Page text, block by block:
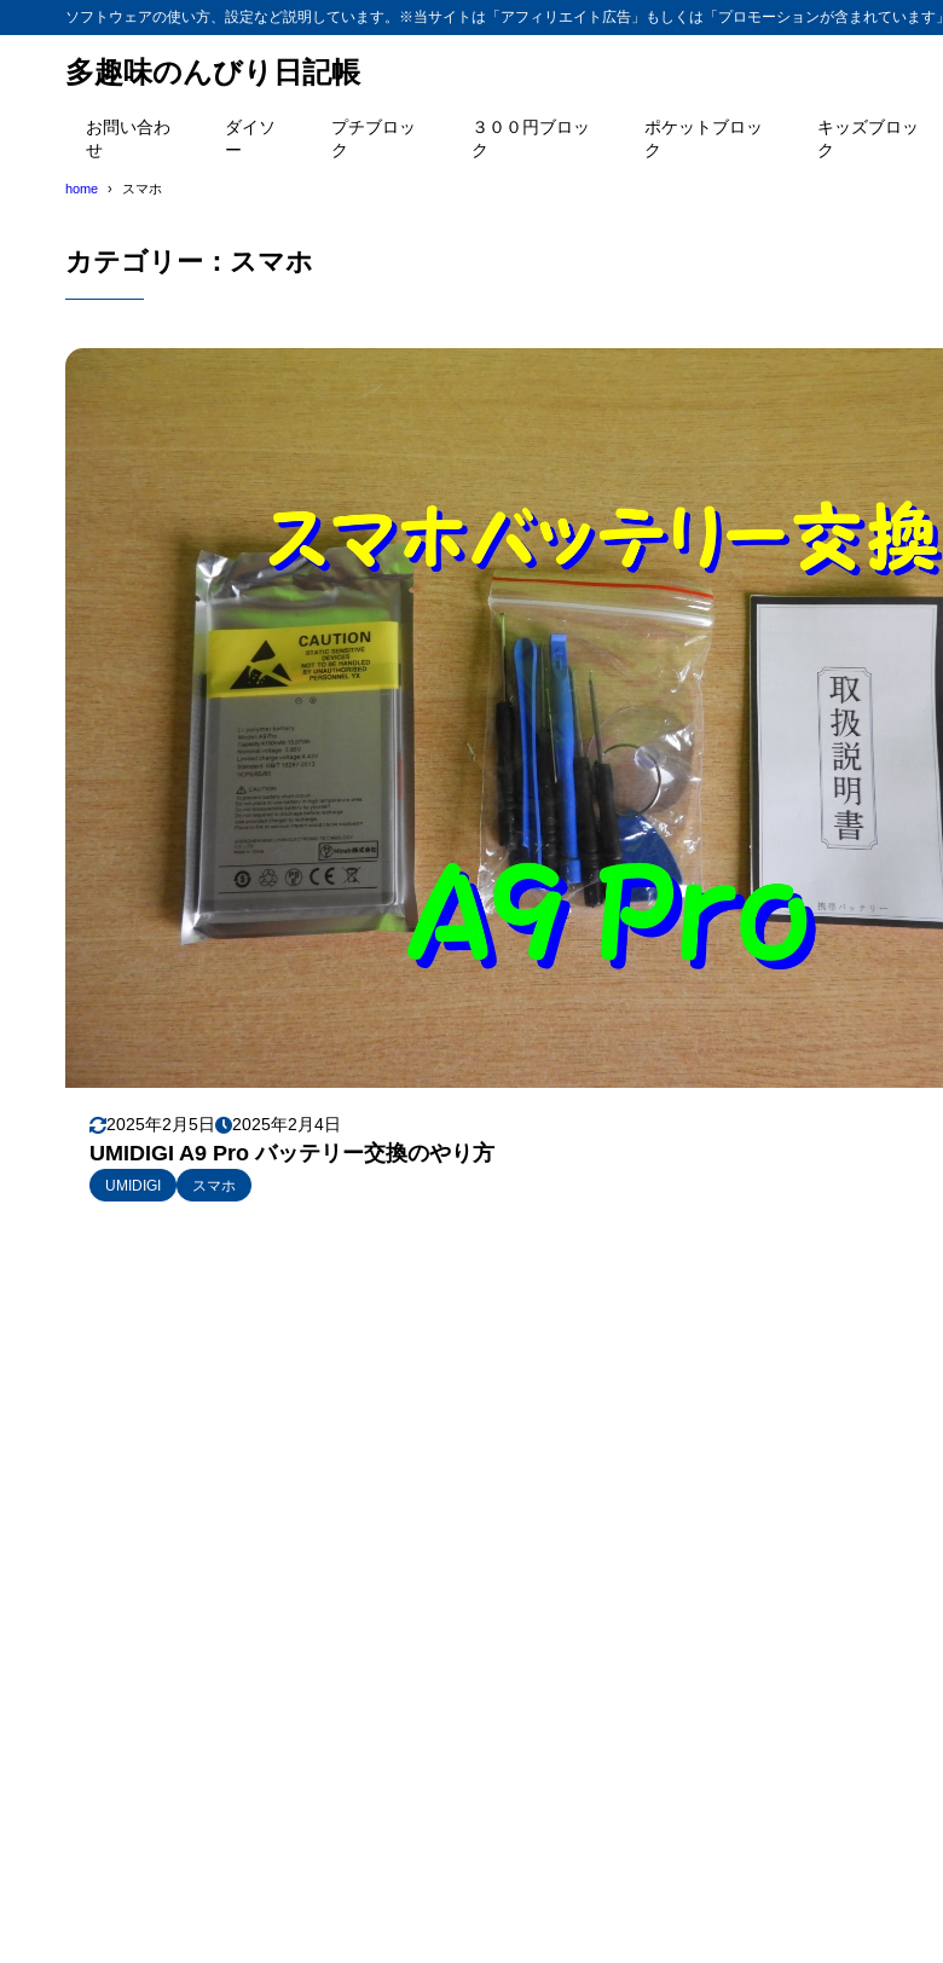
ソフトウェアの使い方、設定など説明しています。※当サイトは「アフィリエイト広告」もしくは「プロモーションが含まれています」
多趣味のんびり日記帳
お問い合わ
せ
ダイソ
ー
プチブロッ
ク
３００円ブロッ
ク
ポケットブロッ
ク
キッズブロッ
ク
home スマホ
カテゴリー：スマホ
2025年2月5日 2025年2月4日
UMIDIGI A9 Pro バッテリー交換のやり方
UMIDIGI
スマホ